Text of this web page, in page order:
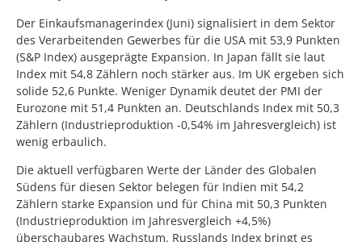
Der Einkaufsmanagerindex (Juni) signalisiert in dem Sektor
des Verarbeitenden Gewerbes für die USA mit 53,9 Punkten
(S&P Index) ausgeprägte Expansion. In Japan fällt sie laut
Index mit 54,8 Zählern noch stärker aus. Im UK ergeben sich
solide 52,6 Punkte. Weniger Dynamik deutet der PMI der
Eurozone mit 51,4 Punkten an. Deutschlands Index mit 50,3
Zählern (Industrieproduktion -0,54% im Jahresvergleich) ist
wenig erbaulich.
Die aktuell verfügbaren Werte der Länder des Globalen
Südens für diesen Sektor belegen für Indien mit 54,2
Zählern starke Expansion und für China mit 50,3 Punkten
(Industrieproduktion im Jahresvergleich +4,5%)
überschaubares Wachstum. Russlands Index bringt es